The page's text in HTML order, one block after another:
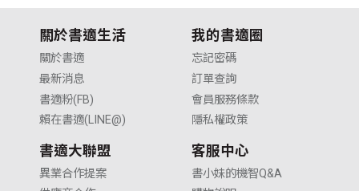
關於書適生活
關於書適
最新消息
書適粉(FB)
賴在書適(LINE@)
我的書適圈
忘記密碼
訂單查詢
會員服務條款
隱私權政策
書適大聯盟
異業合作提案
客服中心
書小妹的機智Q&A